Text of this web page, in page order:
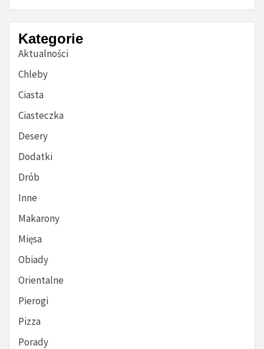
Kategorie
Aktualności
Chleby
Ciasta
Ciasteczka
Desery
Dodatki
Drób
Inne
Makarony
Mięsa
Obiady
Orientalne
Pierogi
Pizza
Porady